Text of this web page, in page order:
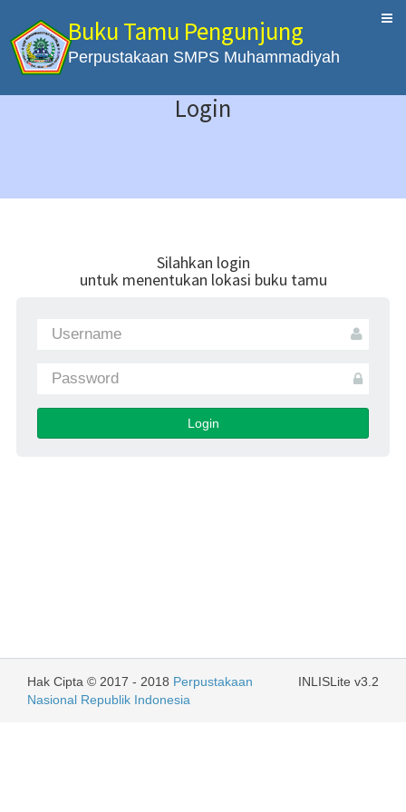
Buku Tamu Pengunjung
Perpustakaan SMPS Muhammadiyah
Login
Silahkan login
untuk menentukan lokasi buku tamu
Login
INLISLite v3.2
Hak Cipta © 2017 - 2018 Perpustakaan
Nasional Republik Indonesia